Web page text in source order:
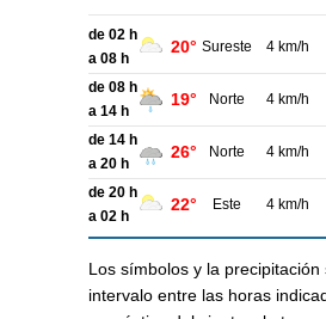
de 02 h
a 08 h
20° Sureste 4 km/h
de 08 h
a 14 h
19° Norte 4 km/h
de 14 h
a 20 h
26° Norte 4 km/h
de 20 h
a 02 h
22° Este 4 km/h
Los símbolos y la precipitación
intervalo entre las horas